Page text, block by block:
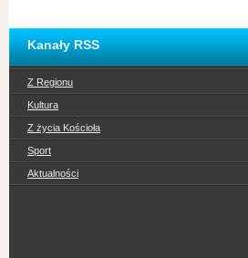
Kanały RSS
Z Regionu
Kultura
Z życia Kościoła
Sport
Aktualności